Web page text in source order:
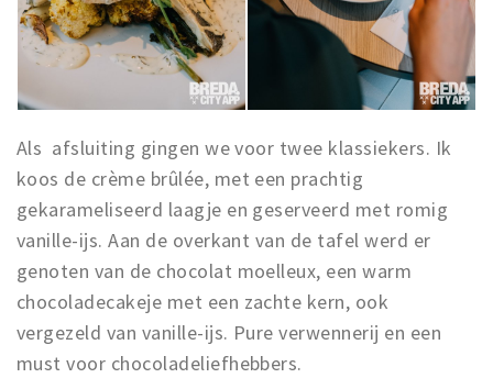
Als afsluiting gingen we voor twee klassiekers. Ik
koos de crème brûlée, met een prachtig
gekarameliseerd laagje en geserveerd met romig
vanille-ijs. Aan de overkant van de tafel werd er
genoten van de chocolat moelleux, een warm
chocoladecakeje met een zachte kern, ook
vergezeld van vanille-ijs. Pure verwennerij en een
must voor chocoladeliefhebbers.